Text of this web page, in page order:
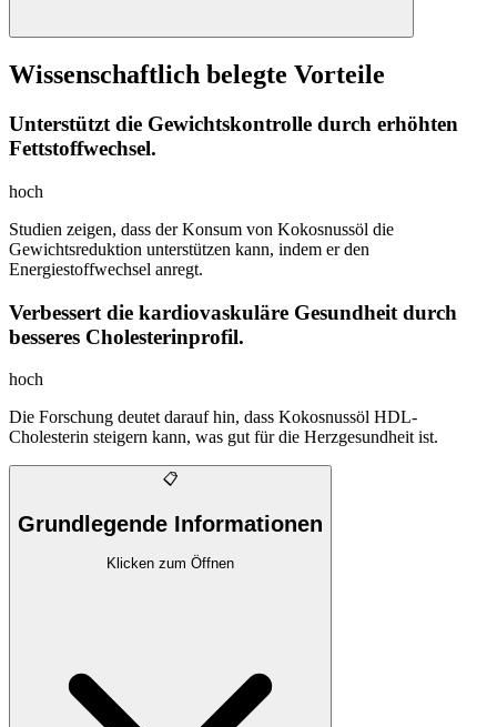
Wissenschaftlich belegte Vorteile
Unterstützt die Gewichtskontrolle durch erhöhten
Fettstoffwechsel.
hoch
Studien zeigen, dass der Konsum von Kokosnussöl die
Gewichtsreduktion unterstützen kann, indem er den
Energiestoffwechsel anregt.
Verbessert die kardiovaskuläre Gesundheit durch
besseres Cholesterinprofil.
hoch
Die Forschung deutet darauf hin, dass Kokosnussöl HDL-
Cholesterin steigern kann, was gut für die Herzgesundheit ist.
📋
Grundlegende Informationen
Klicken zum Öffnen